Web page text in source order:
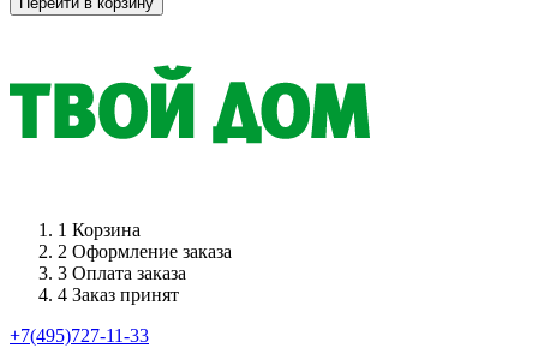
1 Корзина
2 Оформление заказа
3 Оплата заказа
4 Заказ принят
+7(495)727-11-33